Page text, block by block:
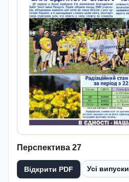
Перспектива 27
Відкрити PDF Усі випуски